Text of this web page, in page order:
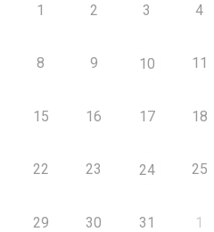
1 2 3 4
8 9 10 11
15 16 17 18
22 23 24 25
29 30 31 1